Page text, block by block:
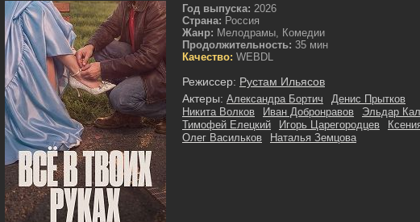
Год выпуска: 2026
Страна: Россия
Жанр: Мелодрамы, Комедии
Продолжительность: 35 мин
Качество: WEBDL
Режиссер: Рустам Ильясов
Актеры: Александра Бортич
Денис Прытков
Никита Волков
Иван Добронравов
Эльдар
Тимофей Елецкий
Игорь Царегородцев
Олег Васильков
Наталья Земцова